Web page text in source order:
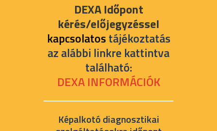
DEXA Időpont
kérés/előjegyzéssel
kapcsolatostájékoztatás
az alábbi linkre kattintva
található:
DEXA INFORMÁCIÓK
Képalkotó diagnosztikai